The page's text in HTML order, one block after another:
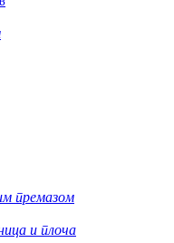
премазом
и плоча